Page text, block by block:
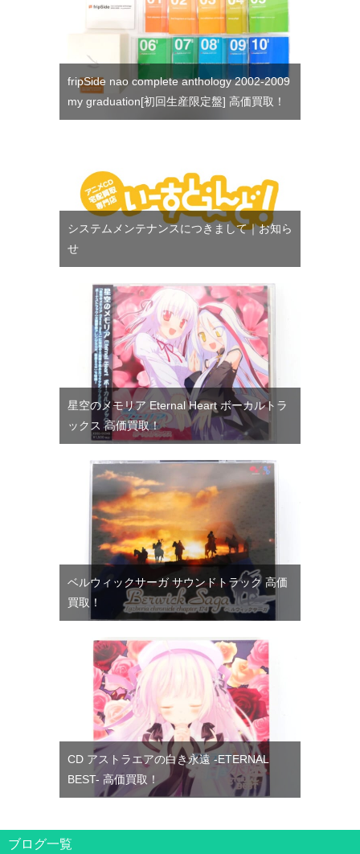
fripSide nao complete anthology 2002-2009
my graduation[初回生産限定盤] 高価買取！
システムメンテナンスにつきまして｜お知ら
せ
星空のメモリア Eternal Heart ボーカルトラ
ックス 高価買取！
ベルウィックサーガ サウンドトラック 高価
買取！
CD アストラエアの白き永遠 -ETERNAL
BEST- 高価買取！
ブログ一覧